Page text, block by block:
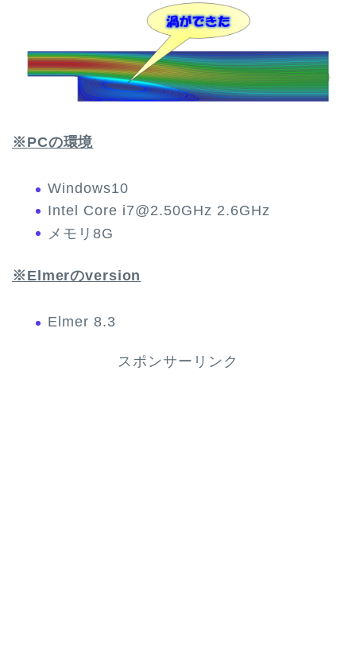
※PCの環境
Windows10
Intel Core i7@2.50GHz 2.6GHz
メモリ8G
※Elmerのversion
Elmer 8.3
スポンサーリンク